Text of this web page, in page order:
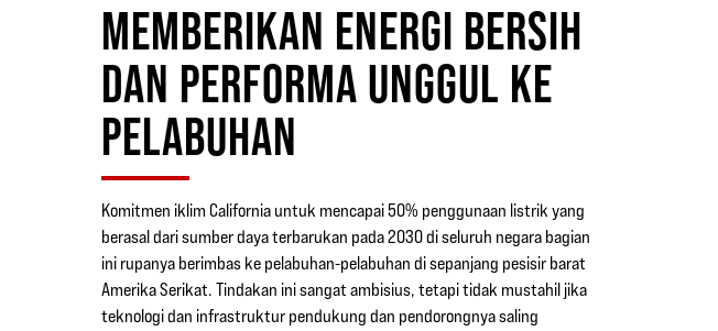
MEMBERIKAN ENERGI BERSIH
DAN PERFORMA UNGGUL KE
PELABUHAN
Komitmen iklim California untuk mencapai 50% penggunaan listrik yang
berasal dari sumber daya terbarukan pada 2030 di seluruh negara bagian
ini rupanya berimbas ke pelabuhan-pelabuhan di sepanjang pesisir barat
Amerika Serikat. Tindakan ini sangat ambisius, tetapi tidak mustahil jika
teknologi dan infrastruktur pendukung dan pendorongnya saling